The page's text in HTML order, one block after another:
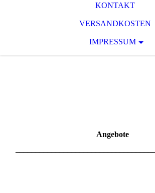
KONTAKT
VERSANDKOSTEN
IMPRESSUM
Angebote